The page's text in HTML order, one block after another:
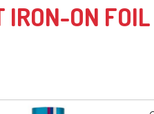
IRON-ON